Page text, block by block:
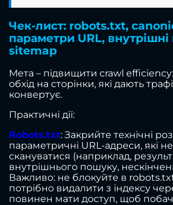
Чек-лист: robots.txt,
параметри URL,
sitemap
Мета – підвищити crawl
обхід на сторінки, які дають
конвертує.
Практичні дії:
Robots.txt: Закрийте технічні
параметричні URL-адреси, які
скануватися (наприклад,
внутрішнього пошуку,
Важливо: не блокуйте в robots.txt
потрібно видалити з індексу
повинен мати доступ, щоб